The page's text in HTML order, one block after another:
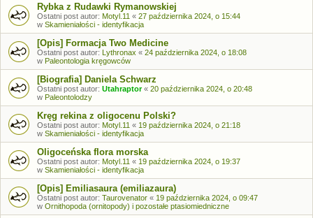
Rybka z Rudawki Rymanowskiej
Ostatni post autor: Motyl.11 « 27 października 2024, o 15:44
w Skamieniałości - identyfikacja
[Opis] Formacja Two Medicine
Ostatni post autor: Lythronax « 24 października 2024, o 18:08
w Paleontologia kręgowców
[Biografia] Daniela Schwarz
Ostatni post autor: Utahraptor« 20 października 2024, o 20:48
w Paleontolodzy
Kręg rekina z oligocenu Polski?
Ostatni post autor: Motyl.11 « 19 października 2024, o 21:18
w Skamieniałości - identyfikacja
Oligoceńska flora morska
Ostatni post autor: Motyl.11 « 19 października 2024, o 19:37
w Skamieniałości - identyfikacja
[Opis] Emiliasaura (emiliazaura)
Ostatni post autor: Taurovenator « 19 października 2024, o 09:47
w Ornithopoda (ornitopody) i pozostałe ptasiomiedniczne